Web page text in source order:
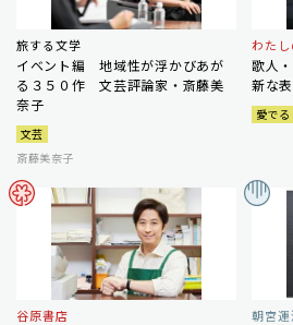
旅する文学
イベント編 地域性が浮かびあが
る３５０作 文芸評論家・斎藤美
奈子
文芸
斎藤美奈子
わた
歌人
新な
愛でる
谷原書店 朝宮